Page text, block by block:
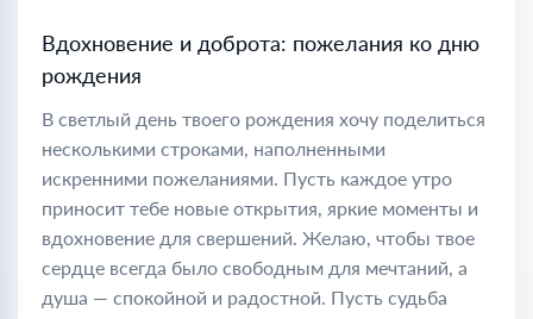
Вдохновение и доброта: пожелания ко дню
рождения
В светлый день твоего рождения хочу поделиться
несколькими строками, наполненными
искренними пожеланиями. Пусть каждое утро
приносит тебе новые открытия, яркие моменты и
вдохновение для свершений. Желаю, чтобы твое
сердце всегда было свободным для мечтаний, а
душа — спокойной и радостной. Пусть судьба